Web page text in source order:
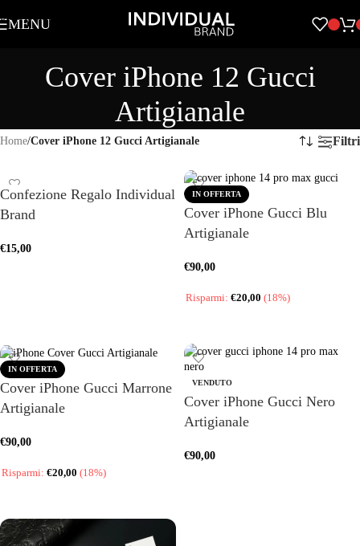
Skip to navigation
MENU
Cover iPhone 12 Gucci
Artigianale
Home/Cover iPhone 12 Gucci Artigianale Filtri
Confezione Regalo Individual
Brand
€15,00
IN OFFERTA
Cover iPhone Gucci Blu
Artigianale
€90,00
Risparmi: €20,00 (18%)
IN OFFERTA
Cover iPhone Gucci Marrone
Artigianale
€90,00
Risparmi: €20,00 (18%)
VENDUTO
Cover iPhone Gucci Nero
Artigianale
€90,00